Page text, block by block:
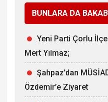
BUNLARA DA
Yeni Parti Çorlu
Mert Yılmaz;
Şahpaz’dan
Özdemir’e Ziyaret